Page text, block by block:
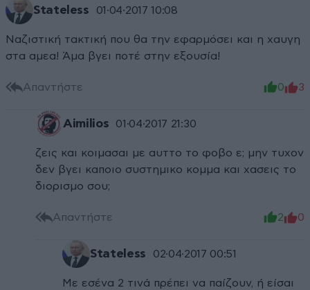
Stateless 01·04·2017 10:08
Ναζιστική τακτική που θα την εφαρμόσει και η χαυγη
στα αμεα! Άμα βγει ποτέ στην εξουσία!
Απαντήστε 0 3
Aimilios 01·04·2017 21:30
ζεις και κοιμασαι με αυττο το φοβο ε; μην τυχον
δεν βγει καποιο συστημικο κομμα και χασεις το
διορισμο σου;
Απαντήστε 2 0
Stateless 02·04·2017 00:51
Με εσένα 2 τινά πρέπει να παίζουν, ή είσαι